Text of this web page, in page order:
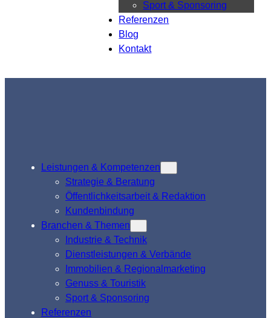
Sport & Sponsoring
Referenzen
Blog
Kontakt
Leistungen & Kompetenzen
Strategie & Beratung
Öffentlichkeitsarbeit & Redaktion
Kundenbindung
Branchen & Themen
Industrie & Technik
Dienstleistungen & Verbände
Immobilien & Regionalmarketing
Genuss & Touristik
Sport & Sponsoring
Referenzen